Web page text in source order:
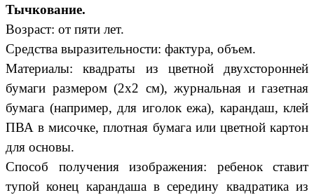
Тычкование.
Возраст: от пяти лет.
Средства выразительности: фактура, объем.
Материалы: квадраты из цветной двухсторонней
бумаги размером (2x2 см), журнальная и газетная
бумага (например, для иголок ежа), карандаш, клей
ПВА в мисочке, плотная бумага или цветной картон
для основы.
Способ получения изображения: ребенок ставит
тупой конец карандаша в середину квадратика из